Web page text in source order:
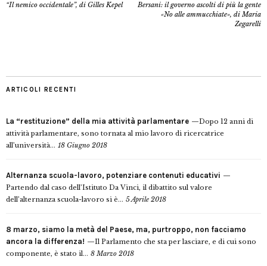
“Il nemico occidentale”, di Gilles Kepel
Bersani: il governo ascolti di più la gente
«No alle ammucchiate», di Maria
Zegarelli
ARTICOLI RECENTI
La “restituzione” della mia attività parlamentare
Dopo 12 anni di
attività parlamentare, sono tornata al mio lavoro di ricercatrice
all’università... 18 Giugno 2018
Alternanza scuola-lavoro, potenziare contenuti educativi
Partendo dal caso dell’Istituto Da Vinci, il dibattito sul valore
dell’alternanza scuola-lavoro si è... 5 Aprile 2018
8 marzo, siamo la metà del Paese, ma, purtroppo, non facciamo
ancora la differenza!
Il Parlamento che sta per lasciare, e di cui sono
componente, è stato il... 8 Marzo 2018